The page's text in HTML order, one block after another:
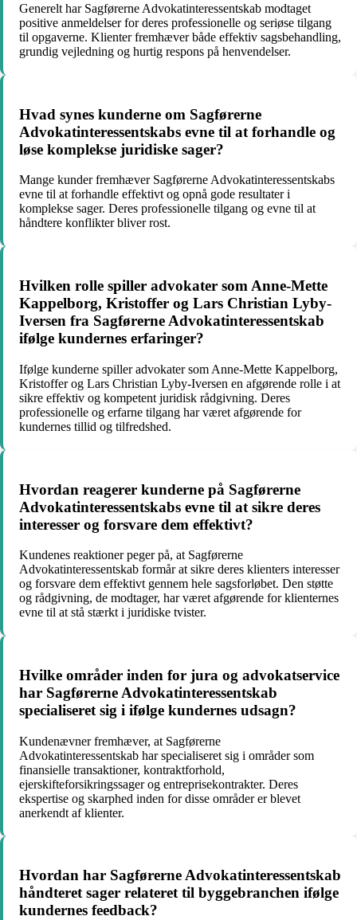
Generelt har Sagførerne Advokatinteressentskab modtaget
positive anmeldelser for deres professionelle og seriøse tilgang
til opgaverne. Klienter fremhæver både effektiv sagsbehandling,
grundig vejledning og hurtig respons på henvendelser.
Hvad synes kunderne om Sagførerne
Advokatinteressentskabs evne til at forhandle og
løse komplekse juridiske sager?
Mange kunder fremhæver Sagførerne Advokatinteressentskabs
evne til at forhandle effektivt og opnå gode resultater i
komplekse sager. Deres professionelle tilgang og evne til at
håndtere konflikter bliver rost.
Hvilken rolle spiller advokater som Anne-Mette
Kappelborg, Kristoffer og Lars Christian Lyby-
Iversen fra Sagførerne Advokatinteressentskab
ifølge kundernes erfaringer?
Ifølge kunderne spiller advokater som Anne-Mette Kappelborg,
Kristoffer og Lars Christian Lyby-Iversen en afgørende rolle i at
sikre effektiv og kompetent juridisk rådgivning. Deres
professionelle og erfarne tilgang har været afgørende for
kundernes tillid og tilfredshed.
Hvordan reagerer kunderne på Sagførerne
Advokatinteressentskabs evne til at sikre deres
interesser og forsvare dem effektivt?
Kundenes reaktioner peger på, at Sagførerne
Advokatinteressentskab formår at sikre deres klienters interesser
og forsvare dem effektivt gennem hele sagsforløbet. Den støtte
og rådgivning, de modtager, har været afgørende for klienternes
evne til at stå stærkt i juridiske tvister.
Hvilke områder inden for jura og advokatservice
har Sagførerne Advokatinteressentskab
specialiseret sig i ifølge kundernes udsagn?
Kundenævner fremhæver, at Sagførerne
Advokatinteressentskab har specialiseret sig i områder som
finansielle transaktioner, kontraktforhold,
ejerskifteforsikringssager og entreprisekontrakter. Deres
ekspertise og skarphed inden for disse områder er blevet
anerkendt af klienter.
Hvordan har Sagførerne Advokatinteressentskab
håndteret sager relateret til byggebranchen ifølge
kundernes feedback?